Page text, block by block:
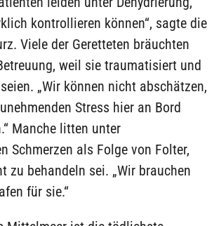
kontrollieren können“, sagte die
Viele der Geretteten bräuchten
weil sie traumatisiert und
„Wir können nicht abschätzen,
Stress hier an Bord
Manche litten unter
Schmerzen als Folge von Folter,
zu behandeln sei. „Wir brauchen
für sie.“